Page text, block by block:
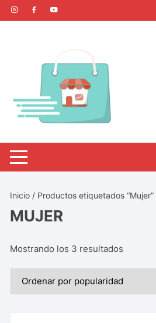
Inicio / Productos etiquetados “Mujer”
MUJER
Mostrando los 3 resultados